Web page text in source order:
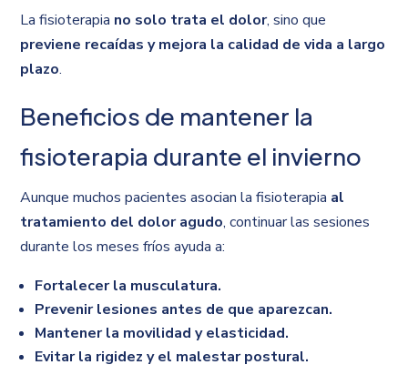
La fisioterapia no solo trata el dolor, sino que
previene recaídas y mejora la calidad de vida a largo
plazo.
Beneficios de mantener la
fisioterapia durante el invierno
Aunque muchos pacientes asocian la fisioterapia al
tratamiento del dolor agudo, continuar las sesiones
durante los meses fríos ayuda a:
Fortalecer la musculatura.
Prevenir lesiones antes de que aparezcan.
Mantener la movilidad y elasticidad.
Evitar la rigidez y el malestar postural.